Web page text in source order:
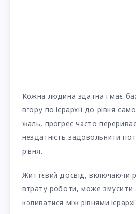
Кожна людина здатна і має
вгору по ієрархії до рівня
жаль, прогрес часто
нездатність задовольнити
рівня.
Життєвий досвід, включаючи
втрату роботи, може змусити
коливатися між рівнями